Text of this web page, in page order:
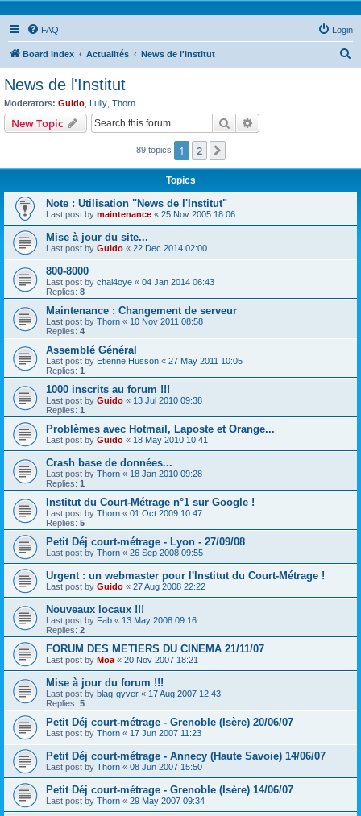
FAQ Login
Board index Actualités News de l'Institut
News de l'Institut
Moderators: Guido Lully Thorn
New Topic Search
89 topics 1 2
Topics
Note : Utilisation "News de l'Institut"
Last post by maintenance « 25 Nov 2005 18:06
Mise à jour du site...
Last post by Guido « 22 Dec 2014 02:00
800-8000
Last post by chal4oye « 04 Jan 2014 06:43
Replies: 8
Maintenance : Changement de serveur
Last post by Thorn « 10 Nov 2011 08:58
Replies: 4
Assemblé Général
Last post by Etienne Husson « 27 May 2011 10:05
Replies: 1
1000 inscrits au forum !!!
Last post by Guido « 13 Jul 2010 09:38
Replies: 1
Problèmes avec Hotmail, Laposte et Orange...
Last post by Guido « 18 May 2010 10:41
Crash base de données...
Last post by Thorn « 18 Jan 2010 09:28
Replies: 1
Institut du Court-Métrage n°1 sur Google !
Last post by Thorn « 01 Oct 2009 10:47
Replies: 5
Petit Déj court-métrage - Lyon - 27/09/08
Last post by Thorn « 26 Sep 2008 09:55
Urgent : un webmaster pour l'Institut du Court-Métrage !
Last post by Guido « 27 Aug 2008 22:22
Nouveaux locaux !!!
Last post by Fab « 13 May 2008 09:16
Replies: 2
FORUM DES METIERS DU CINEMA 21/11/07
Last post by Moa « 20 Nov 2007 18:21
Mise à jour du forum !!!
Last post by blag-gyver « 17 Aug 2007 12:43
Replies: 5
Petit Déj court-métrage - Grenoble (Isère) 20/06/07
Last post by Thorn « 17 Jun 2007 11:23
Petit Déj court-métrage - Annecy (Haute Savoie) 14/06/07
Last post by Thorn « 08 Jun 2007 15:50
Petit Déj court-métrage - Grenoble (Isère) 14/06/07
Last post by Thorn « 29 May 2007 09:34